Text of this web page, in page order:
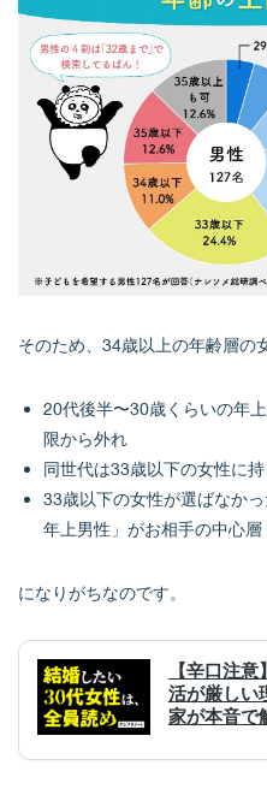
そのため、34歳以上の年齢層の
20代後半〜30歳くらいの年
限から外れ
同世代は33歳以下の女性に
33歳以下の女性が選ばなか
年上男性」がお相手の中心層
になりがちなのです。